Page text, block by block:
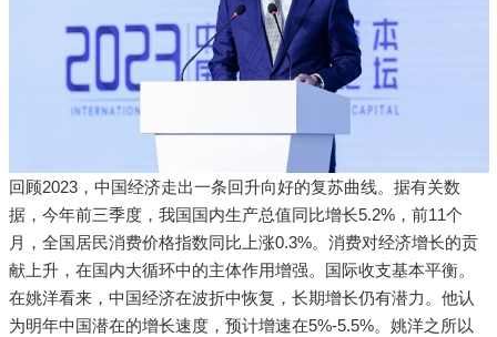
回顾2023，中国经济走出一条回升向好的复苏曲线。据有关数
据，今年前三季度，我国国内生产总值同比增长5.2%，前11个
月，全国居民消费价格指数同比上涨0.3%。消费对经济增长的贡
献上升，在国内大循环中的主体作用增强。国际收支基本平衡。
在姚洋看来，中国经济在波折中恢复，长期增长仍有潜力。他认
为明年中国潜在的增长速度，预计增速在5%-5.5%。姚洋之所以